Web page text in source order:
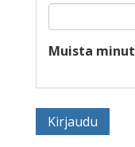
Muista minut